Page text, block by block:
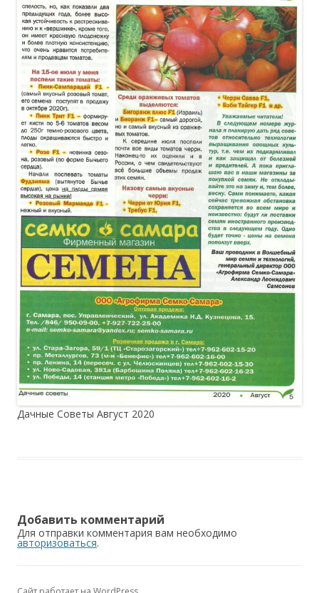
Дачные Советы Август 2020
Добавить комментарий
Для отправки комментария вам необходимо
авторизоваться.